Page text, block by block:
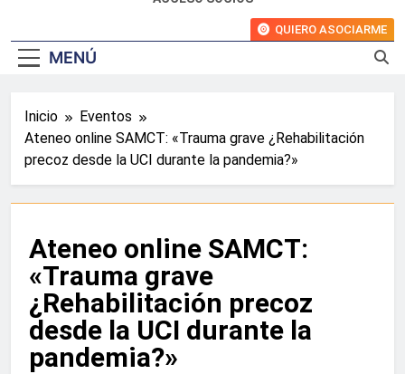
MENÚ
QUIERO ASOCIARME
Inicio
Eventos
Ateneo online SAMCT: «Trauma grave ¿Rehabilitación
precoz desde la UCI durante la pandemia?»
Ateneo online SAMCT:
«Trauma grave
¿Rehabilitación precoz
desde la UCI durante la
pandemia?»